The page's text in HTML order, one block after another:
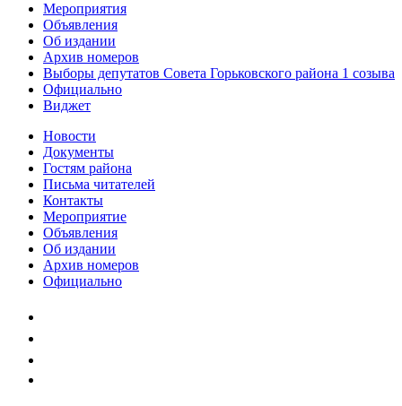
Мероприятия
Объявления
Об издании
Архив номеров
Выборы депутатов Совета Горьковского района 1 созыва
Официально
Виджет
Новости
Документы
Гостям района
Письма читателей
Контакты
Мероприятие
Объявления
Об издании
Архив номеров
Официально